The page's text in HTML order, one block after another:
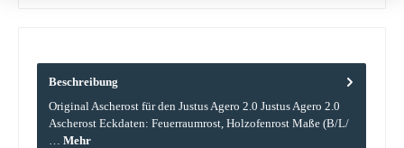
Beschreibung
Original Ascherost für den Justus Agero 2.0 Justus Agero 2.0
Ascherost Eckdaten: Feuerraumrost, Holzofenrost Maße (B/L/
Mehr